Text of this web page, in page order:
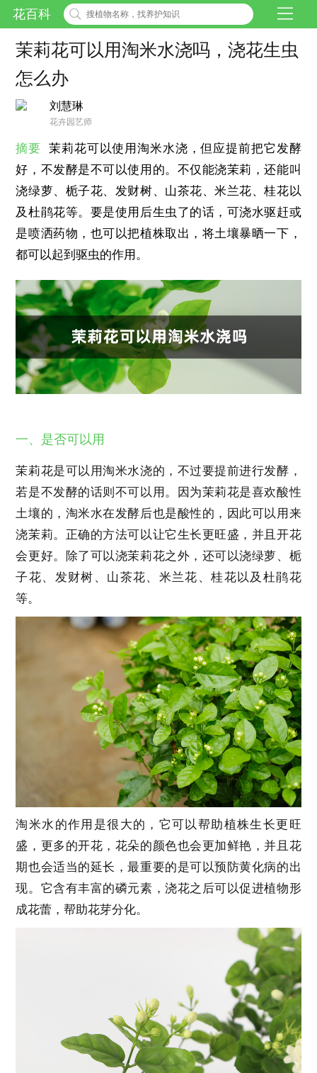
花百科
茉莉花可以用淘米水浇吗，浇花生虫
怎么办
刘慧琳
花卉园艺师
摘要
茉莉花可以使用淘米水浇，但应提前把它发酵
好，不发酵是不可以使用的。不仅能浇茉莉，还能叫
浇绿萝、栀子花、发财树、山茶花、米兰花、桂花以
及杜鹃花等。要是使用后生虫了的话，可浇水驱赶或
是喷洒药物，也可以把植株取出，将土壤暴晒一下，
都可以起到驱虫的作用。
一、是否可以用
茉莉花是可以用淘米水浇的，不过要提前进行发酵，
若是不发酵的话则不可以用。因为茉莉花是喜欢酸性
土壤的，淘米水在发酵后也是酸性的，因此可以用来
浇茉莉。正确的方法可以让它生长更旺盛，并且开花
会更好。除了可以浇茉莉花之外，还可以浇绿萝、栀
子花、发财树、山茶花、米兰花、桂花以及杜鹃花
等。
淘米水的作用是很大的，它可以帮助植株生长更旺
盛，更多的开花，花朵的颜色也会更加鲜艳，并且花
期也会适当的延长，最重要的是可以预防黄化病的出
现。它含有丰富的磷元素，浇花之后可以促进植物形
成花蕾，帮助花芽分化。